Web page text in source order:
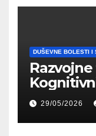
DUŠEVNE BOLESTI I
moralni
29/05/2026